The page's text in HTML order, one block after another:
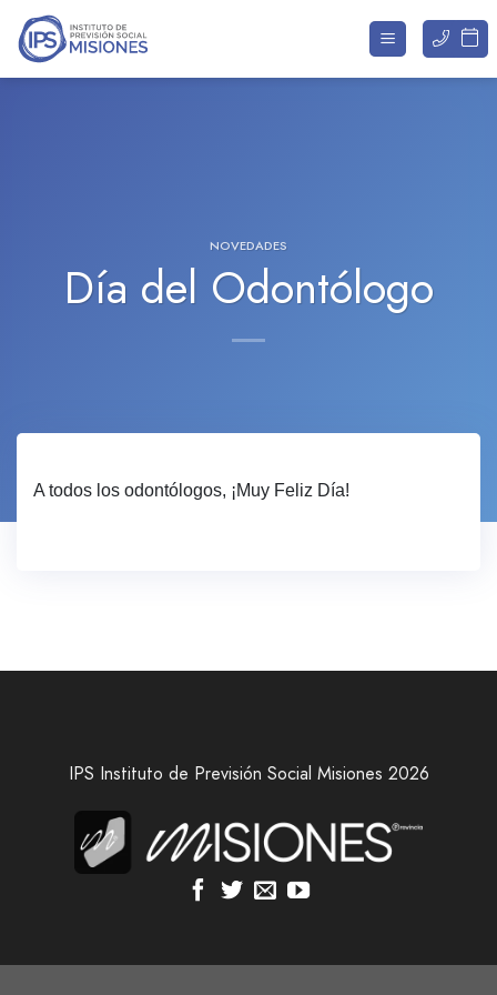
Saltar
contenido
NOVEDADES
Día del Odontólogo
A todos los odontólogos, ¡Muy Feliz Día!
IPS Instituto de Previsión Social Misiones 2026